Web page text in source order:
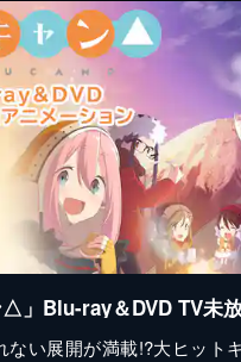
ない展開が満載!?大ヒット